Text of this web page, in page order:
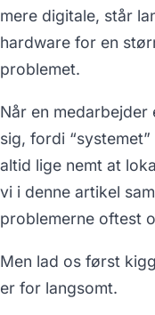
mere digitale, står
hardware for en
problemet.
Når en medarbejder
sig, fordi
altid lige nemt at
vi i denne artikel
problemerne oftest
Men lad os først
er for langsomt.